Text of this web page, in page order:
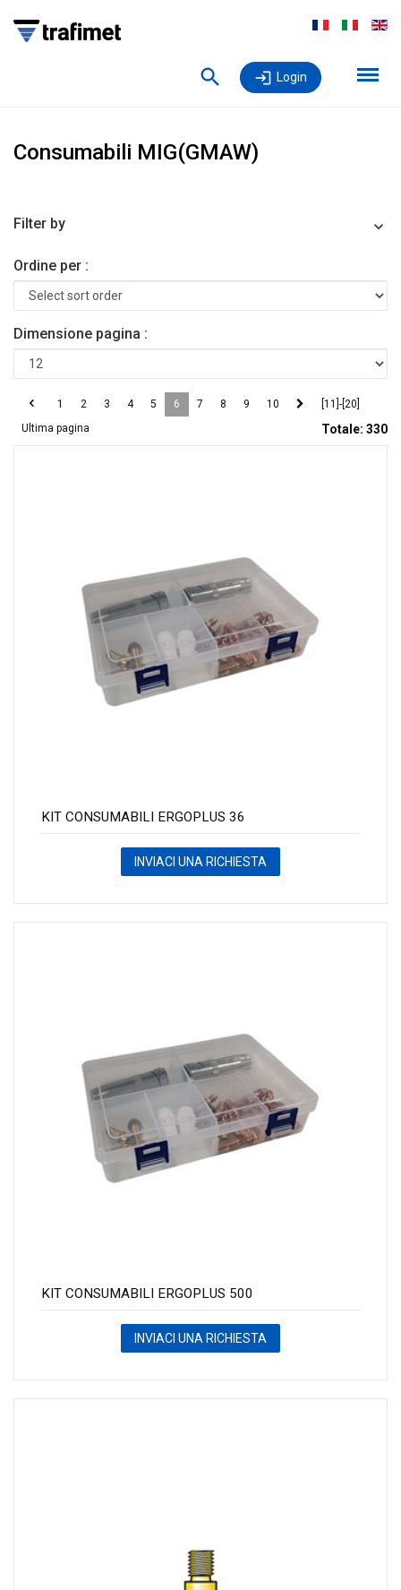
Login
Consumabili MIG(GMAW)
Filter by
Ordine per :
Dimensione pagina :
1 2 3 4 5 6 7 8 9 10
[11]-[20]
Ultima pagina
Totale: 330
KIT CONSUMABILI ERGOPLUS 36
INVIACI UNA RICHIESTA
KIT CONSUMABILI ERGOPLUS 500
INVIACI UNA RICHIESTA